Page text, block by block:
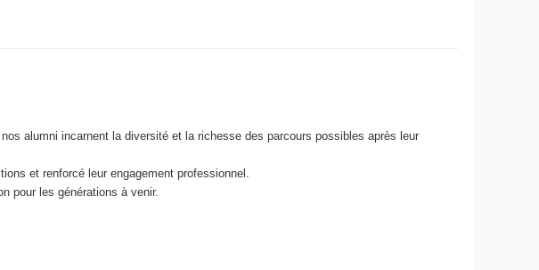
alumni incarnent la diversité et la richesse des parcours possibles après leur
et renforcé leur engagement professionnel.
pour les générations à venir.